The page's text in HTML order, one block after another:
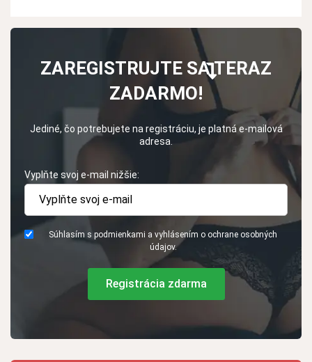
ZAREGISTRUJTE SA TERAZ
ZADARMO!
Jediné, čo potrebujete na registráciu, je platná e-mailová
adresa.
Vyplňte svoj e-mail nižšie:
Súhlasím s podmienkami a vyhlásením o ochrane osobných
údajov.
Registrácia zdarma